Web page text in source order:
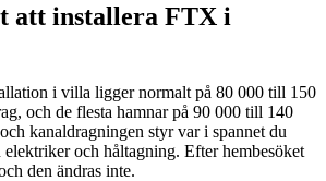
att installera FTX i
i villa ligger normalt på 80 000 till 150
och de flesta hamnar på 90 000 till 140
kanaldragningen styr var i spannet du
och håltagning. Efter hembesöket
den ändras inte.